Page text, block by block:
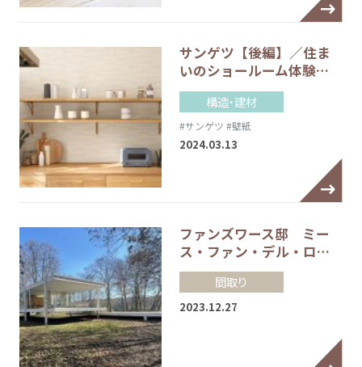
サンゲツ【後編】／住ま
いのショールーム体験…
構造・建材
#サンゲツ #壁紙
2024.03.13
ファンズワース邸 ミー
ス・ファン・デル・ロ…
間取り
2023.12.27